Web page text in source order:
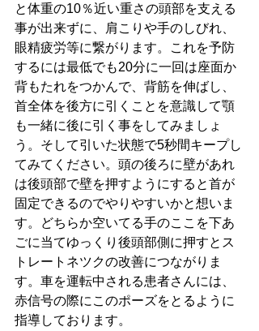
と体重の10％近い重さの頭部を支える
事が出来ずに、肩こりや手のしびれ、
眼精疲労等に繋がります。これを予防
するには最低でも20分に一回は座面か
背もたれをつかんで、背筋を伸ばし、
首全体を後方に引くことを意識して顎
も一緒に後に引く事をしてみましょ
う。そして引いた状態で5秒間キープし
てみてください。頭の後ろに壁があれ
は後頭部で壁を押すようにすると首が
固定できるのでやりやすいかと想いま
す。どちらか空いてる手のここを下あ
ごに当てゆっくり後頭部側に押すとス
トレートネツクの改善につながりま
す。車を運転中される患者さんには、
赤信号の際にこのポーズをとるように
指導しております。